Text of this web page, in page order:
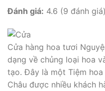
Đánh giá: 4.6 (9 đánh
Cửa hàng hoa tươi
dạng về chủng loại hoa
tạo. Đây là một Tiệm hoa
Châu được nhiều khách